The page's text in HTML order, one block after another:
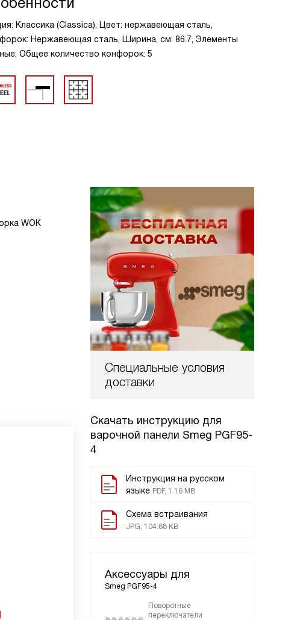
Классика (Classica), Цвет: нержавеющая сталь,
Нержавеющая сталь, Ширина, см: 86.7, Элементы
Общее количество конфорок: 5
Специальные условия
доставки
Скачать инструкцию для
варочной панели Smeg PGF95-
4
Инструкция на русском
языке PDF, 1.16 MB
Схема встраивания
JPG, 104.68 KB
Аксессуары для
Smeg PGF95-4
Поворотные
переключатели
WOK